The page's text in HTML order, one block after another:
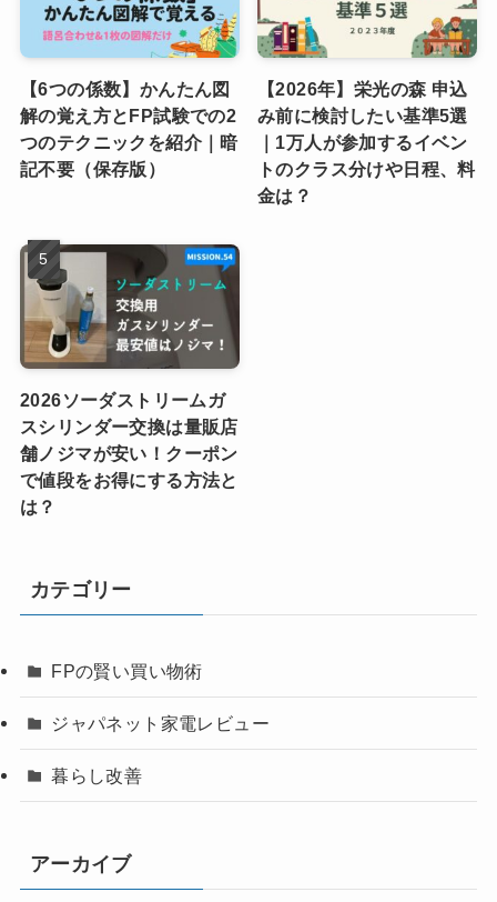
【6つの係数】かんたん図
解の覚え方とFP試験での2
つのテクニックを紹介｜暗
記不要（保存版）
【2026年】栄光の森 申込
み前に検討したい基準5選
｜1万人が参加するイベン
トのクラス分けや日程、料
金は？
2026ソーダストリームガ
スシリンダー交換は量販店
舗ノジマが安い！クーポン
で値段をお得にする方法と
は？
カテゴリー
FPの賢い買い物術
ジャパネット家電レビュー
暮らし改善
アーカイブ